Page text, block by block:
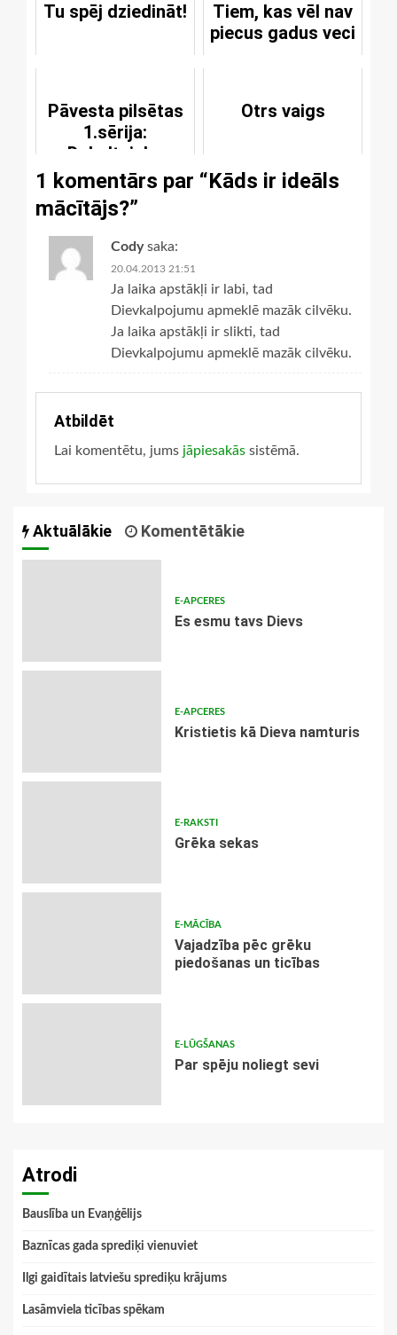
Tu spēj dziedināt!
Tiem, kas vēl nav
piecus gadus veci
Pāvesta pilsētas
1.sērija:
Dubultnieks
Otrs vaigs
1 komentārs par “Kāds ir ideāls
mācītājs?”
Cody saka:
20.04.2013 21:51
Ja laika apstākļi ir labi, tad
Dievkalpojumu apmeklē mazāk cilvēku.
Ja laika apstākļi ir slikti, tad
Dievkalpojumu apmeklē mazāk cilvēku.
Atbildēt
Lai komentētu, jums jāpiesakās sistēmā.
Aktuālākie Komentētākie
E-APCERES
Es esmu tavs Dievs
E-APCERES
Kristietis kā Dieva namturis
E-RAKSTI
Grēka sekas
E-MĀCĪBA
Vajadzība pēc grēku
piedošanas un ticības
E-LŪGŠANAS
Par spēju noliegt sevi
Atrodi
Bauslība un Evaņģēlijs
Baznīcas gada sprediķi vienuviet
Ilgi gaidītais latviešu sprediķu krājums
Lasāmviela ticības spēkam